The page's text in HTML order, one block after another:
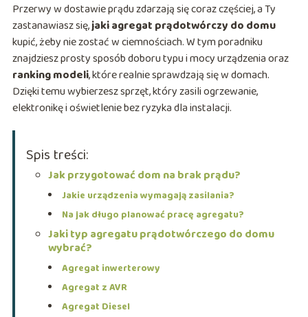
Przerwy w dostawie prądu zdarzają się coraz częściej, a Ty
zastanawiasz się,jaki agregat prądotwórczy do domu
kupić, żeby nie zostać w ciemnościach. W tym poradniku
znajdziesz prosty sposób doboru typu i mocy urządzenia oraz
ranking modeli, które realnie sprawdzają się w domach.
Dzięki temu wybierzesz sprzęt, który zasili ogrzewanie,
elektronikę i oświetlenie bez ryzyka dla instalacji.
Spis treści:
Jak przygotować dom na brak prądu?
Jakie urządzenia wymagają zasilania?
Na jak długo planować pracę agregatu?
Jaki typ agregatu prądotwórczego do domu
wybrać?
Agregat inwerterowy
Agregat z AVR
Agregat Diesel